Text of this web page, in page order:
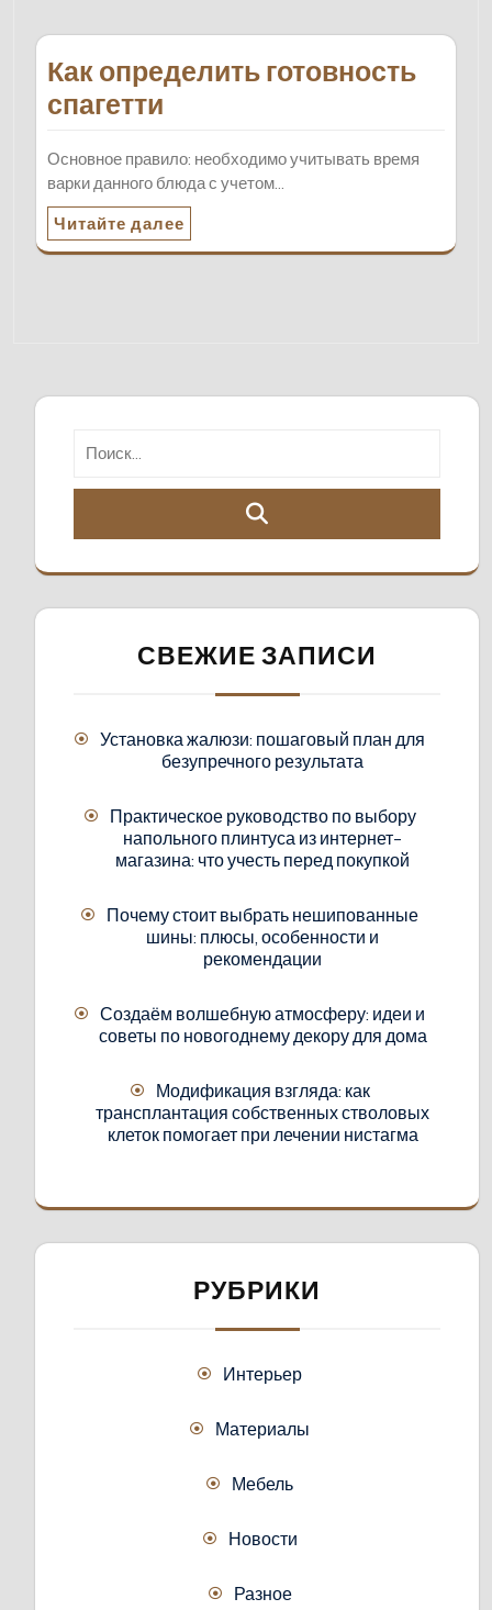
Как определить готовность
спагетти
Основное правило: необходимо учитывать время
варки данного блюда с учетом…
Читайте далее
СВЕЖИЕ ЗАПИСИ
Установка жалюзи: пошаговый план для
безупречного результата
Практическое руководство по выбору
напольного плинтуса из интернет-
магазина: что учесть перед покупкой
Почему стоит выбрать нешипованные
шины: плюсы, особенности и
рекомендации
Создаём волшебную атмосферу: идеи и
советы по новогоднему декору для дома
Модификация взгляда: как
трансплантация собственных стволовых
клеток помогает при лечении нистагма
РУБРИКИ
Интерьер
Материалы
Мебель
Новости
Разное